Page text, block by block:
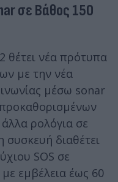
σε Βάθος 150
θέτει νέα πρότυπα
με την νέα
μέσω sonar
ρολόγια σε
διαθέτει
SOS σε
εμβέλεια έως 60